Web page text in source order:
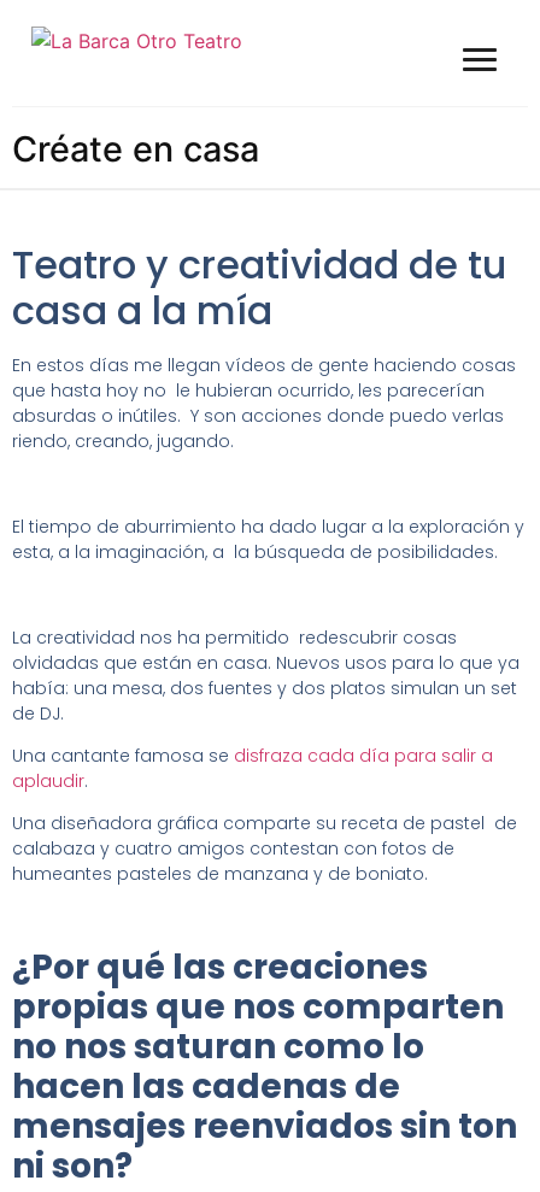
Créate en casa
Teatro y creatividad de tu
casa a la mía
En estos días me llegan vídeos de gente haciendo cosas
que hasta hoy no le hubieran ocurrido, les parecerían
absurdas o inútiles. Y son acciones donde puedo verlas
riendo, creando, jugando.
El tiempo de aburrimiento ha dado lugar a la exploración y
esta, a la imaginación, a la búsqueda de posibilidades.
La creatividad nos ha permitido redescubrir cosas
olvidadas que están en casa. Nuevos usos para lo que ya
había: una mesa, dos fuentes y dos platos simulan un set
de DJ.
Una cantante famosa se disfraza cada día para salir a
aplaudir.
Una diseñadora gráfica comparte su receta de pastel de
calabaza y cuatro amigos contestan con fotos de
humeantes pasteles de manzana y de boniato.
¿Por qué las creaciones
propias que nos comparten
no nos saturan como lo
hacen las cadenas de
mensajes reenviados sin ton
ni son?